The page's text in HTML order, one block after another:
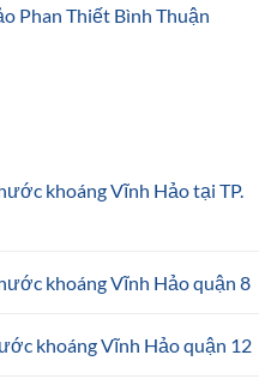
Phan Thiết Bình Thuận
khoáng Vĩnh Hảo tại TP.
khoáng Vĩnh Hảo quận 8
khoáng Vĩnh Hảo quận 12